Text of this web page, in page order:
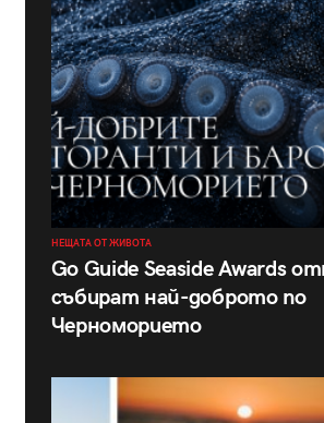
НЕЩАТА ОТ ЖИВОТА
Go Guide Seaside Awards
събират най-доброто по
Черноморието